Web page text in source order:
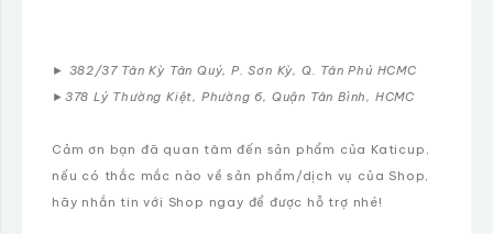
► 382/37 Tân Kỳ Tân Quý, P. Sơn Kỳ, Q. Tân Phú HCMC
► 378 Lý Thường Kiệt, Phường 6, Quận Tân Bình, HCMC
Cảm ơn bạn đã quan tâm đến sản phẩm của Katicup,
nếu có thắc mắc nào về sản phẩm/dịch vụ của Shop,
hãy nhắn tin với Shop ngay để được hỗ trợ nhé!